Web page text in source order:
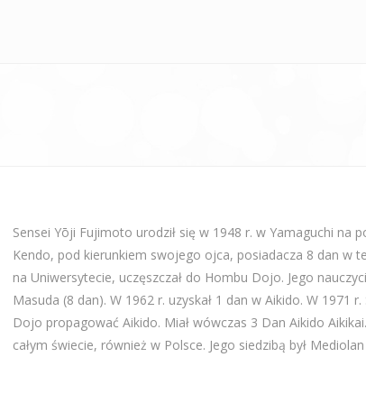
Sensei Yōji Fujimoto urodził się w 1948 r. w Yamaguchi na
Kendo, pod kierunkiem swojego ojca, posiadacza 8 dan w
na Uniwersytecie, uczęszczał do Hombu Dojo. Jego
Masuda (8 dan). W 1962 r. uzyskał 1 dan w Aikido. W 1971
Dojo propagować Aikido. Miał wówczas 3 Dan Aikido
całym świecie, również w Polsce. Jego siedzibą był